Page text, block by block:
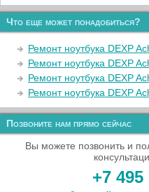
Что еще может понадобиться?
Ремонт ноутбука DEXP
Ремонт ноутбука DEXP
Ремонт ноутбука DEXP
Ремонт ноутбука DEXP
Позвоните нам прямо сейчас
Вы можете позвонить и
+7 495